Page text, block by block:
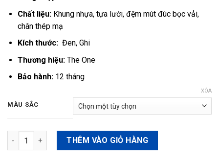
Chất liệu:Khung nhựa, tựa lưới, đệm mút đúc bọc vải,
chân thép mạ
Kích thước: Đen, Ghi
Thương hiệu:The One
Bảo hành:12 tháng
MÀU SẮC
XÓA
Ghế lưới GL361 số lượngTHÊM VÀO GIỎ HÀNG